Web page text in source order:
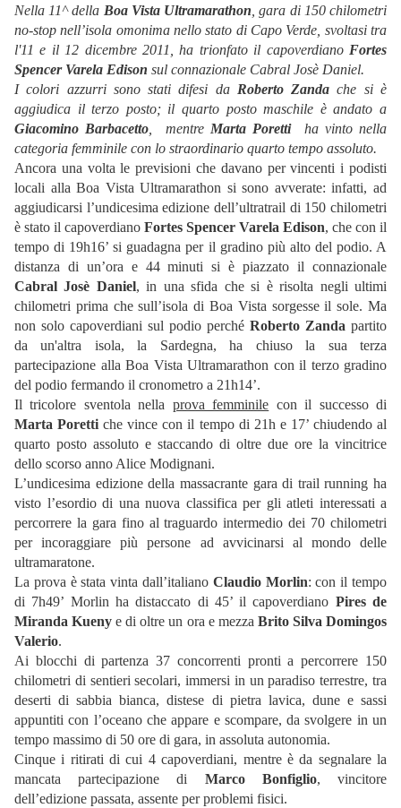
Nella 11^ della Boa Vista Ultramarathon , gara di 150 chilometri
no-stop nell’isola omonima nello stato di Capo Verde, svoltasi tra
l'11 e il 12 dicembre 2011, ha trionfato il capoverdiano Fortes
Spencer Varela Edison sul connazionale Cabral Josè Daniel.
I colori azzurri sono stati difesi da Roberto Zanda che si è
aggiudica il terzo posto; il quarto posto maschile è andato a
Giacomino Barbacetto , mentre Marta Porettiha vinto nella
categoria femminile con lo straordinario quarto tempo assoluto.
Ancora una volta le previsioni che davano per vincenti i podisti
locali alla Boa Vista Ultramarathon si sono avverate: infatti, ad
aggiudicarsi l’undicesima edizione dell’ultratrail di 150 chilometri
è stato il capoverdiano Fortes Spencer Varela Edison, che con il
tempo di 19h16’ si guadagna per il gradino più alto del podio. A
distanza di un’ora e 44 minuti si è piazzato il connazionale
Cabral Josè Daniel, in una sfida che si è risolta negli ultimi
chilometri prima che sull’isola di Boa Vista sorgesse il sole. Ma
non solo capoverdiani sul podio perché Roberto Zanda partito
da un'altra isola, la Sardegna, ha chiuso la sua terza
partecipazione alla Boa Vista Ultramarathon con il terzo gradino
del podio fermando il cronometro a 21h14’.
Il tricolore sventola nella prova femminile con il successo di
Marta Poretti che vince con il tempo di 21h e 17’ chiudendo al
quarto posto assoluto e staccando di oltre due ore la vincitrice
dello scorso anno Alice Modignani.
L’undicesima edizione della massacrante gara di trail running ha
visto l’esordio di una nuova classifica per gli atleti interessati a
percorrere la gara fino al traguardo intermedio dei 70 chilometri
per incoraggiare più persone ad avvicinarsi al mondo delle
ultramaratone.
La prova è stata vinta dall’italiano Claudio Morlin: con il tempo
di 7h49’ Morlin ha distaccato di 45’ il capoverdiano Pires de
Miranda Kueny e di oltre un ora e mezza Brito Silva Domingos
Valerio.
Ai blocchi di partenza 37 concorrenti pronti a percorrere 150
chilometri di sentieri secolari, immersi in un paradiso terrestre, tra
deserti di sabbia bianca, distese di pietra lavica, dune e sassi
appuntiti con l’oceano che appare e scompare, da svolgere in un
tempo massimo di 50 ore di gara, in assoluta autonomia.
Cinque i ritirati di cui 4 capoverdiani, mentre è da segnalare la
mancata partecipazione di Marco Bonfiglio, vincitore
dell’edizione passata, assente per problemi fisici.